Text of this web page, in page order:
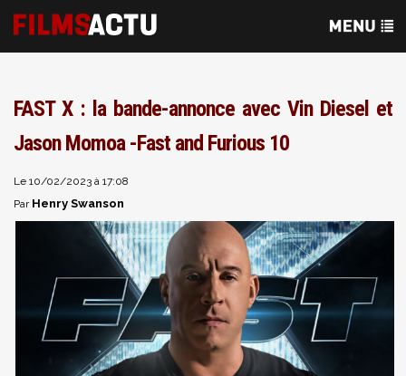
FAST X : la bande-annonce avec Vin Diesel et
Jason Momoa -Fast and Furious 10
Le 10/02/2023 à 17:08
Par Henry Swanson